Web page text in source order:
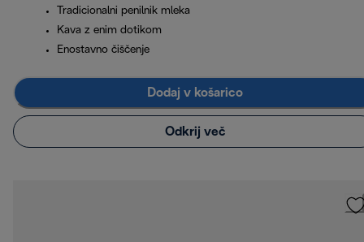
Tradicionalni penilnik mleka
Kava z enim dotikom
Enostavno čiščenje
Dodaj v košarico
Odkrij več